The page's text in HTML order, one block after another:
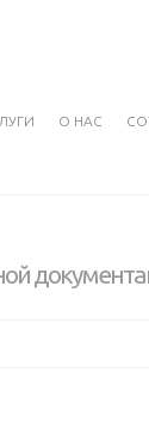
О НАС